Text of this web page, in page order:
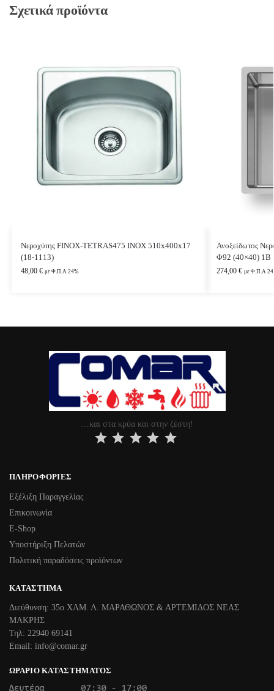
Σχετικά προϊόντα
Νεροχύτης FINOX-TETRAS475 INOX 510x400x17
(18-1113)
48,00 € με Φ.Π.Α 24%
Ανοξείδωτος
Φ92 (40×40) 1B
274,00 € με Φ.Π.Α
…και στα κρύα και στην ζέστη!
ΠΛΗΡΟΦΟΡΊΕΣ
Εξέλιξη Παραγγελίας
Επικοινωνία
Ε-Shop
Υποστήριξη Πελατών
Πολιτική παραδόσεις προϊόντων
ΚΑΤΆΣΤΗΜΑ
Διεύθυνση: 35ο ΧΛΜ. Λ. ΜΑΡΑΘΩΝΟΣ & ΑΡΤΕΜΙΔΟΣ ΝΕΑΣ
ΜΑΚΡΗΣ
Τηλ: 22940 69141
Email: info@comar.gr
ΩΡΆΡΙΟ ΚΑΤΑΣΤΉΜΑΤΟΣ